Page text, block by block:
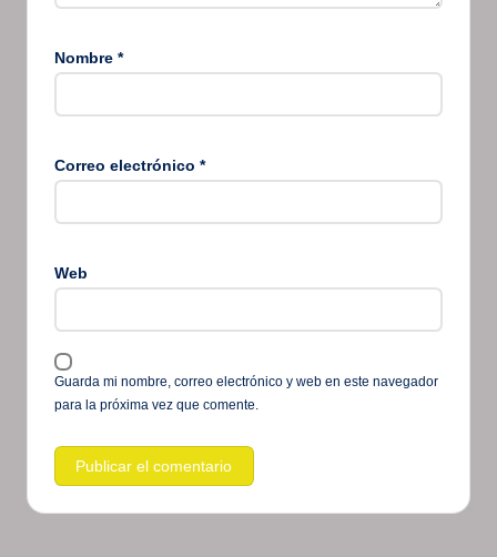
Nombre *
Correo electrónico *
Web
Guarda mi nombre, correo electrónico y web en este navegador
para la próxima vez que comente.